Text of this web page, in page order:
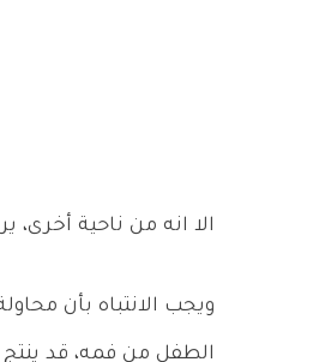
الا انه من ناحية
ويجب الانتباه بأن
الطفل من فمه، قد ينتج